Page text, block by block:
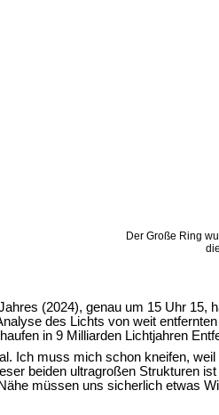
Der Große Ring
(2024), genau um 15 Uhr 15,
des Lichts von weit
in 9 Milliarden Lichtjahren
Ich muss mich schon kneifen,
beiden ultragroßen Strukturen
müssen uns sicherlich etwas